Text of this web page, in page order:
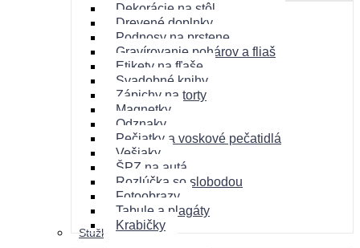
Dekorácie na stôl
Drevené doplnky
Podnosy na prstene
Gravírovanie pohárov a fliaš
Etikety na fľaše
Svadobné knihy
Zápichy na torty
Magnetky
Odznaky
Pečiatky a voskové pečatidlá
Vešiaky
ŠPZ na autá
Rozlúčka so slobodou
Fotoobrazy
Tabule a plagáty
Krabičky
Stužková